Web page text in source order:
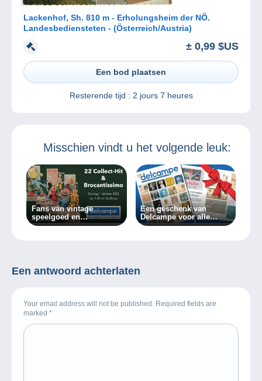
Lackenhof, Sh. 810 m - Erholungsheim der NÖ.
Landesbediensteten - (Österreich/Austria)
± 0,99 $US
Een bod plaatsen
Resterende tijd : 2 jours 7 heures
Misschien vindt u het volgende leuk:
Fans van vintage
speelgoed en
tweedehandsgoederen
Een geschenk van
Delcampe voor alle
verzamelaars!
Een antwoord achterlaten
Your email address will not be published. Required fields are
marked *